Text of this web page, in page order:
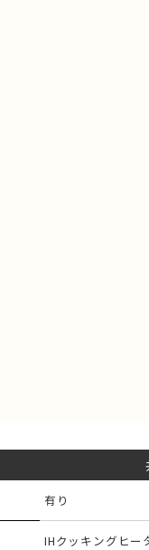
有り
IHクッキングヒー